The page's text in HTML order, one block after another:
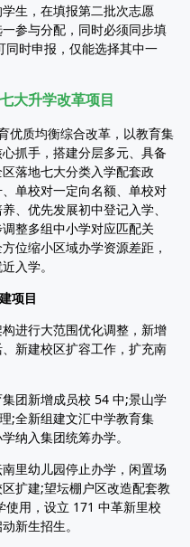
生，在填报第二批次志愿
参与分配，同时必须同步填
时申报，仅能选择其中一
大升学改革项目
质均衡综合改革，以教育集
抓手，搭建分层多元、具备
落地七大分类入学配套政
单校对一定向名额、单校对
、优先发展初中登记入学、
整多组中小学对应匹配关
位缩小区域办学资源差距，
入学。
项目
进行大范围优化调整，新增
新建校区扩容工作，扩充南
团新增成员校 54 中;景山学
;全新组建文汇中学教育集
纳入集团统筹办学。
里幼儿园停止办学，闲置场
扩建;望坛棚户区改造配套教
用，设立 171 中革新里校
新生招生。